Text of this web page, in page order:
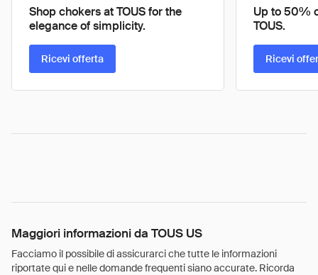
Shop chokers at TOUS for the
elegance of simplicity.
Ricevi offerta
Up to 50%
TOUS.
Ricevi
Maggiori informazioni da TOUS US
Facciamo il possibile di assicurarci che tutte le informazioni
riportate qui e nelle domande frequenti siano accurate. Ricorda